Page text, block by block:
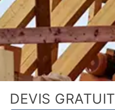
DEVIS GRATUIT